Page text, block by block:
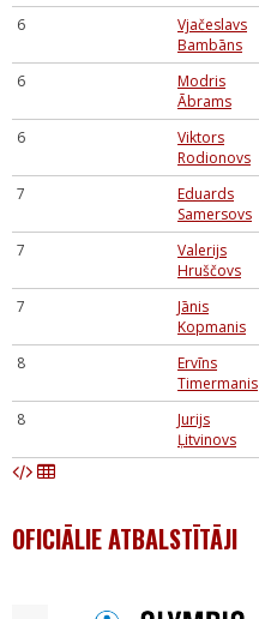
6
Vjačeslavs
Bambāns
6
Modris
Ābrams
6
Viktors
Rodionovs
7
Eduards
Samersovs
7
Valerijs
Hruščovs
7
Jānis
Kopmanis
8
Ervīns
Timermanis
8
Jurijs
Ļitvinovs
OFICIĀLIE ATBALSTĪTĀJI